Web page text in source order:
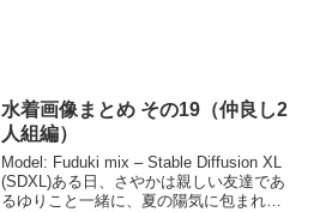
水着画像まとめ その19（仲良し2
人組編）
Model: Fuduki mix – Stable Diffusion XL
(SDXL)ある日、さやかは親しい友達であ
るゆりこと一緒に、夏の陽気に包まれた